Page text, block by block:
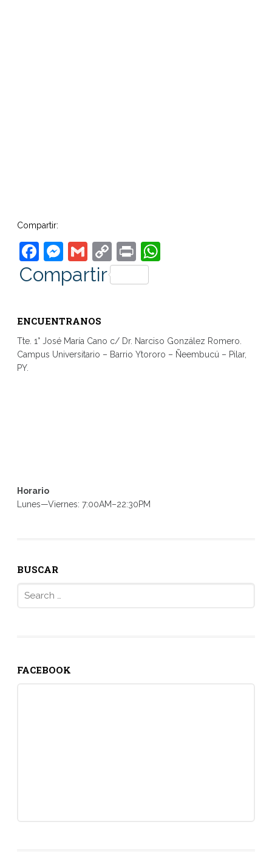
Compartir:
Facebook
Messenger
Gmail
Copy
Link
PrintWhatsApp
Compartir
ENCUENTRANOS
Tte. 1° José María Cano c/ Dr. Narciso González Romero.
Campus Universitario – Barrio Ytororo – Ñeembucú – Pilar,
PY.
Horario
Lunes—Viernes: 7:00AM–22:30PM
BUSCAR
FACEBOOK